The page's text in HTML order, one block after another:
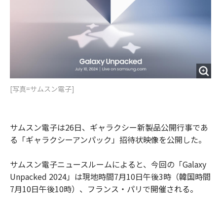
[写真=サムスン電子]
サムスン電子は26日、ギャラクシー新製品公開行事であ
る「ギャラクシーアンパック」招待状映像を公開した。
サムスン電子ニュースルームによると、今回の「Galaxy
Unpacked 2024」は現地時間7月10日午後3時（韓国時間
7月10日午後10時）、フランス・パリで開催される。